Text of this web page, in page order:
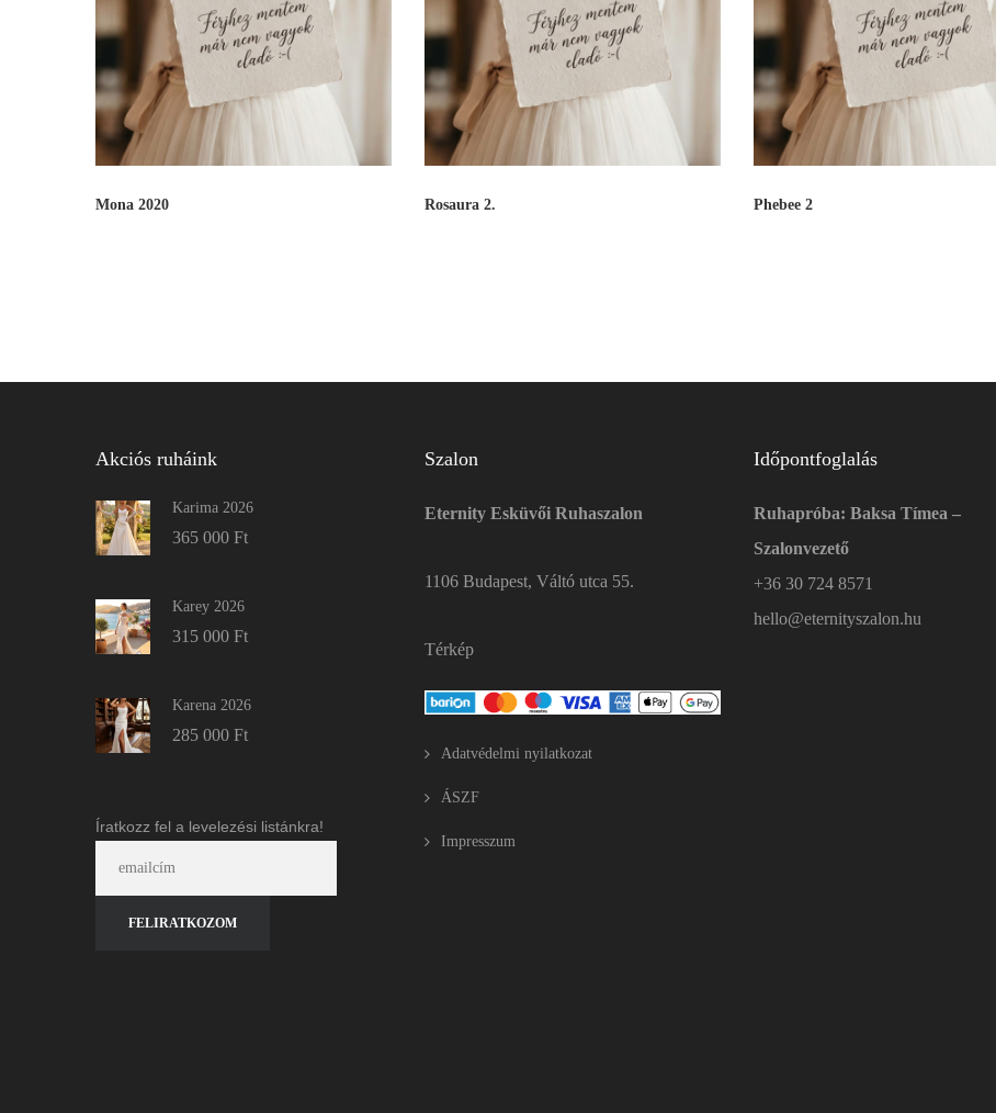
Mona 2020 Rosaura 2. Phebee 2
Akciós ruháink
Karima 2026
365 000 Ft
Karey 2026
315 000 Ft
Karena 2026
285 000 Ft
Íratkozz fel a levelezési listánkra!
Szalon
Eternity Esküvői Ruhaszalon
1106 Budapest, Váltó utca 55.
Térkép
Adatvédelmi nyilatkozat
ÁSZF
Impresszum
Időpontfoglalás
Ruhapróba: Baksa Tímea –
Szalonvezető
+36 30 724 8571
hello@eternityszalon.hu